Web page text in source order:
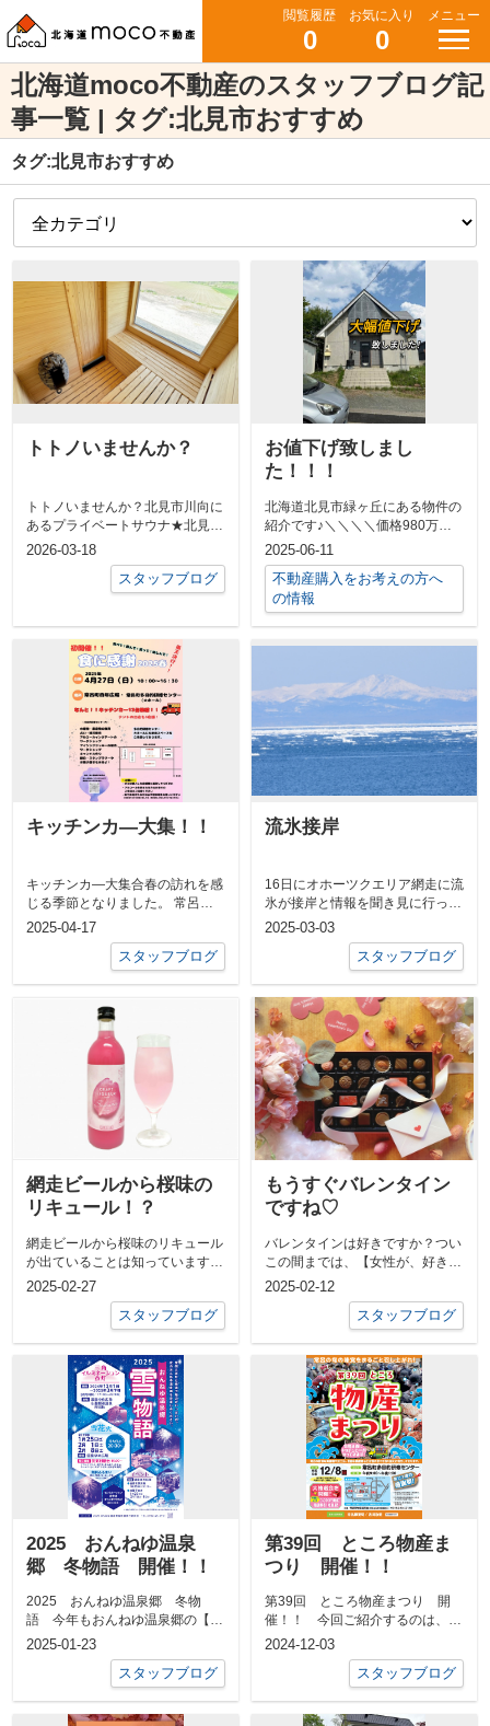
閲覧履歴
0
お気に入り
0
メニュー
北海道moco不動産のスタッフブログ記
事一覧 | タグ:北見市おすすめ
タグ:北見市おすすめ
トトノいませんか？
トトノいませんか？北見市川向に
あるプライベートサウナ★北見市
の豊かな自然に囲まれたロケーシ
2026-03-18
スタッフブログ
お値下げ致しまし
た！！！
北海道北見市緑ヶ丘にある物件の
紹介です♪＼＼＼＼価格980万円
から780万円にお値下げ致しまし
た！！...
2025-06-11
不動産購入をお考えの方へ
の情報
キッチンカ―大集！！
キッチンカ―大集合春の訪れを感
じる季節となりました。 常呂町
でイベント「食に感謝2025春」
2025-04-17
スタッフブログ
流氷接岸
16日にオホーツクエリア網走に流
氷が接岸と情報を聞き見に行って
きました！ 岸壁よりすこし先の
2025-03-03
スタッフブログ
網走ビールから桜味の
リキュール！？
網走ビールから桜味のリキュール
が出ていることは知っています
か？coopで足を止めてしまいま
2025-02-27
スタッフブログ
もうすぐバレンタイン
ですね♡
バレンタインは好きですか？つい
この間までは、【女性が、好きな
男性にチョコを送る日】というイ
2025-02-12
スタッフブログ
2025 おんねゆ温泉
郷 冬物語 開催！！
2025 おんねゆ温泉郷 冬物
語 今年もおんねゆ温泉郷の【冬
物語】が開催されています♪イル
2025-01-23
スタッフブログ
第39回 ところ物産ま
つり 開催！！
第39回 ところ物産まつり 開
催！！ 今回ご紹介するのは、常
呂町で開催される物産まつりで
す。 場所：...
2024-12-03
スタッフブログ